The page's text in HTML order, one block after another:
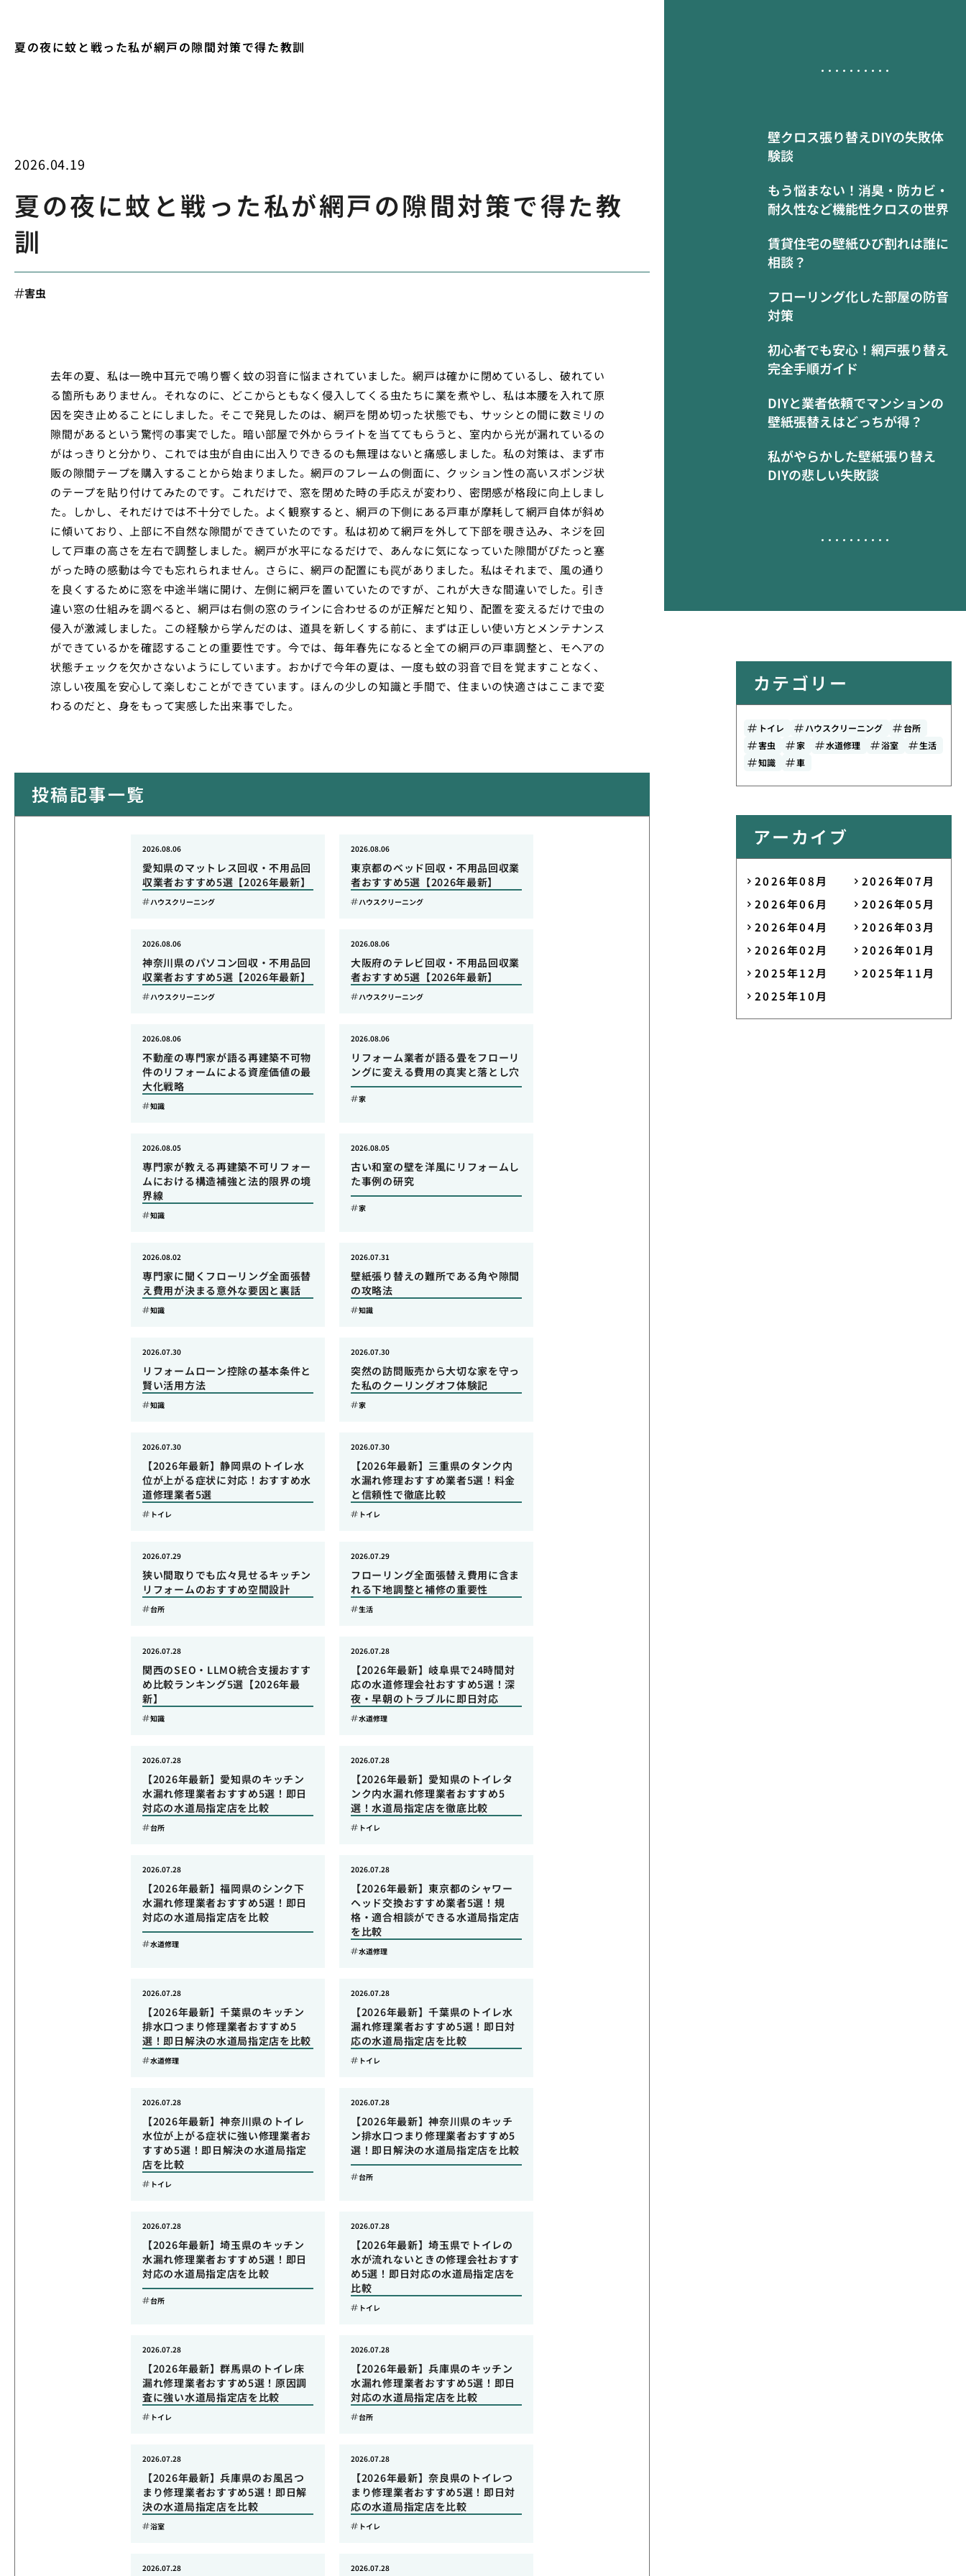
夏の夜に蚊と戦った私が網戸の隙間対策で得た教訓
壁クロス張り替えDIYの失敗体
験談
もう悩まない！消臭・防カビ・
耐久性など機能性クロスの世界
賃貸住宅の壁紙ひび割れは誰に
相談？
フローリング化した部屋の防音
対策
初心者でも安心！網戸張り替え
完全手順ガイド
DIYと業者依頼でマンションの
壁紙張替えはどっちが得？
私がやらかした壁紙張り替え
DIYの悲しい失敗談
2026.04.19
夏の夜に蚊と戦った私が網戸の隙間対策で得た教
訓
害虫
去年の夏、私は一晩中耳元で鳴り響く蚊の羽音に悩まされていました。網戸は確かに閉めているし、破れてい
る箇所もありません。それなのに、どこからともなく侵入してくる虫たちに業を煮やし、私は本腰を入れて原
因を突き止めることにしました。そこで発見したのは、網戸を閉め切った状態でも、サッシとの間に数ミリの
隙間があるという驚愕の事実でした。暗い部屋で外からライトを当ててもらうと、室内から光が漏れているの
がはっきりと分かり、これでは虫が自由に出入りできるのも無理はないと痛感しました。私の対策は、まず市
販の隙間テープを購入することから始まりました。網戸のフレームの側面に、クッション性の高いスポンジ状
のテープを貼り付けてみたのです。これだけで、窓を閉めた時の手応えが変わり、密閉感が格段に向上しまし
た。しかし、それだけでは不十分でした。よく観察すると、網戸の下側にある戸車が摩耗して網戸自体が斜め
に傾いており、上部に不自然な隙間ができていたのです。私は初めて網戸を外して下部を覗き込み、ネジを回
して戸車の高さを左右で調整しました。網戸が水平になるだけで、あんなに気になっていた隙間がぴたっと塞
がった時の感動は今でも忘れられません。さらに、網戸の配置にも罠がありました。私はそれまで、風の通り
を良くするために窓を中途半端に開け、左側に網戸を置いていたのですが、これが大きな間違いでした。引き
違い窓の仕組みを調べると、網戸は右側の窓のラインに合わせるのが正解だと知り、配置を変えるだけで虫の
侵入が激減しました。この経験から学んだのは、道具を新しくする前に、まずは正しい使い方とメンテナンス
ができているかを確認することの重要性です。今では、毎年春先になると全ての網戸の戸車調整と、モヘアの
状態チェックを欠かさないようにしています。おかげで今年の夏は、一度も蚊の羽音で目を覚ますことなく、
涼しい夜風を安心して楽しむことができています。ほんの少しの知識と手間で、住まいの快適さはここまで変
わるのだと、身をもって実感した出来事でした。
投稿記事一覧
愛知県のマットレス回収・不用品回
収業者おすすめ5選【2026年最新】
2026.08.06
ハウスクリーニング
東京都のベッド回収・不用品回収業
者おすすめ5選【2026年最新】
2026.08.06
ハウスクリーニング
神奈川県のパソコン回収・不用品回
収業者おすすめ5選【2026年最新】
2026.08.06
ハウスクリーニング
大阪府のテレビ回収・不用品回収業
者おすすめ5選【2026年最新】
2026.08.06
ハウスクリーニング
不動産の専門家が語る再建築不可物
件のリフォームによる資産価値の最
大化戦略
2026.08.06
知識
リフォーム業者が語る畳をフローリ
ングに変える費用の真実と落とし穴
2026.08.06
家
専門家が教える再建築不可リフォー
ムにおける構造補強と法的限界の境
界線
2026.08.05
知識
古い和室の壁を洋風にリフォームし
た事例の研究
2026.08.05
家
専門家に聞くフローリング全面張替
え費用が決まる意外な要因と裏話
2026.08.02
知識
壁紙張り替えの難所である角や隙間
の攻略法
2026.07.31
知識
リフォームローン控除の基本条件と
賢い活用方法
2026.07.30
知識
突然の訪問販売から大切な家を守っ
た私のクーリングオフ体験記
2026.07.30
家
【2026年最新】静岡県のトイレ水
位が上がる症状に対応！おすすめ水
道修理業者5選
2026.07.30
トイレ
【2026年最新】三重県のタンク内
水漏れ修理おすすめ業者5選！料金
と信頼性で徹底比較
2026.07.30
トイレ
狭い間取りでも広々見せるキッチン
リフォームのおすすめ空間設計
2026.07.29
台所
フローリング全面張替え費用に含ま
れる下地調整と補修の重要性
2026.07.29
生活
関西のSEO・LLMO統合支援おすす
め比較ランキング5選【2026年最
新】
2026.07.28
知識
【2026年最新】岐阜県で24時間対
応の水道修理会社おすすめ5選！深
夜・早朝のトラブルに即日対応
2026.07.28
水道修理
【2026年最新】愛知県のキッチン
水漏れ修理業者おすすめ5選！即日
対応の水道局指定店を比較
2026.07.28
台所
【2026年最新】愛知県のトイレタ
ンク内水漏れ修理業者おすすめ5
選！水道局指定店を徹底比較
2026.07.28
トイレ
【2026年最新】福岡県のシンク下
水漏れ修理業者おすすめ5選！即日
対応の水道局指定店を比較
2026.07.28
水道修理
【2026年最新】東京都のシャワー
ヘッド交換おすすめ業者5選！規
格・適合相談ができる水道局指定店
を比較
2026.07.28
水道修理
【2026年最新】千葉県のキッチン
排水口つまり修理業者おすすめ5
選！即日解決の水道局指定店を比較
2026.07.28
水道修理
【2026年最新】千葉県のトイレ水
漏れ修理業者おすすめ5選！即日対
応の水道局指定店を比較
2026.07.28
トイレ
【2026年最新】神奈川県のトイレ
水位が上がる症状に強い修理業者お
すすめ5選！即日解決の水道局指定
店を比較
2026.07.28
トイレ
【2026年最新】神奈川県のキッチ
ン排水口つまり修理業者おすすめ5
選！即日解決の水道局指定店を比較
2026.07.28
台所
【2026年最新】埼玉県のキッチン
水漏れ修理業者おすすめ5選！即日
対応の水道局指定店を比較
2026.07.28
台所
【2026年最新】埼玉県でトイレの
水が流れないときの修理会社おすす
め5選！即日対応の水道局指定店を
比較
2026.07.28
トイレ
【2026年最新】群馬県のトイレ床
漏れ修理業者おすすめ5選！原因調
査に強い水道局指定店を比較
2026.07.28
トイレ
【2026年最新】兵庫県のキッチン
水漏れ修理業者おすすめ5選！即日
対応の水道局指定店を比較
2026.07.28
台所
【2026年最新】兵庫県のお風呂つ
まり修理業者おすすめ5選！即日解
決の水道局指定店を比較
2026.07.28
浴室
【2026年最新】奈良県のトイレつ
まり修理業者おすすめ5選！即日対
応の水道局指定店を比較
2026.07.28
トイレ
2026.07.28 2026.07.28
カテゴリー
トイレ ハウスクリーニング
台所
害虫
家 水道修理 浴室
生活
知識
車
アーカイブ
2026年08月
2026年07月
2026年06月
2026年05月
2026年04月
2026年03月
2026年02月
2026年01月
2025年12月
2025年11月
2025年10月